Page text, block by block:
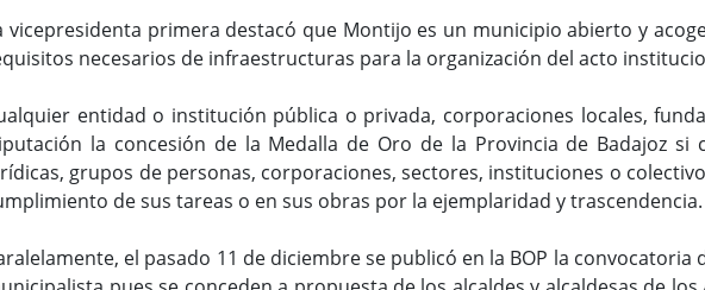
vicepresidenta primera destacó que Montijo es un municipio abierto y
necesarios de infraestructuras para la organización del acto
entidad o institución pública o privada, corporaciones locales,
la concesión de la Medalla de Oro de la Provincia de Badajoz
grupos de personas, corporaciones, sectores, instituciones o
de sus tareas o en sus obras por la ejemplaridad y trascendencia.
el pasado 11 de diciembre se publicó en la BOP la